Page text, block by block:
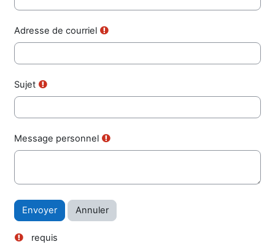
Adresse de courriel
Sujet
Message personnel
requis